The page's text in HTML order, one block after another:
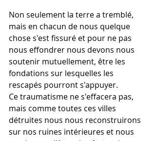
Non seulement la terre a tremblé,
mais en chacun de nous quelque
chose s'est fissuré et pour ne pas
nous effondrer nous devons nous
soutenir mutuellement, être les
fondations sur lesquelles les
rescapés pourront s'appuyer.
Ce traumatisme ne s'effacera pas,
mais comme toutes ces villes
détruites nous nous reconstruirons
sur nos ruines intérieures et nous